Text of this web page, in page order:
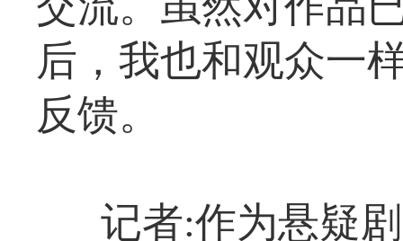
后，我也和观众一
反馈。
记者:作为悬疑